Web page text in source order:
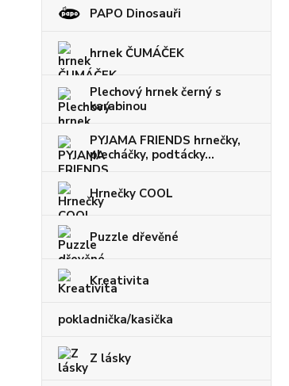
PAPO Dinosauři
hrnek ČUMÁČEK
Plechový hrnek černý s
karabinou
PYJAMA FRIENDS hrnečky,
plecháčky, podtácky...
Hrnečky COOL
Puzzle dřevěné
Kreativita
pokladnička/kasička
Z lásky